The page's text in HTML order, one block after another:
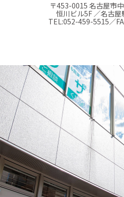
〒453-0015 名古屋市
恒川ビル5F ／名古
TEL:052-459-5515／